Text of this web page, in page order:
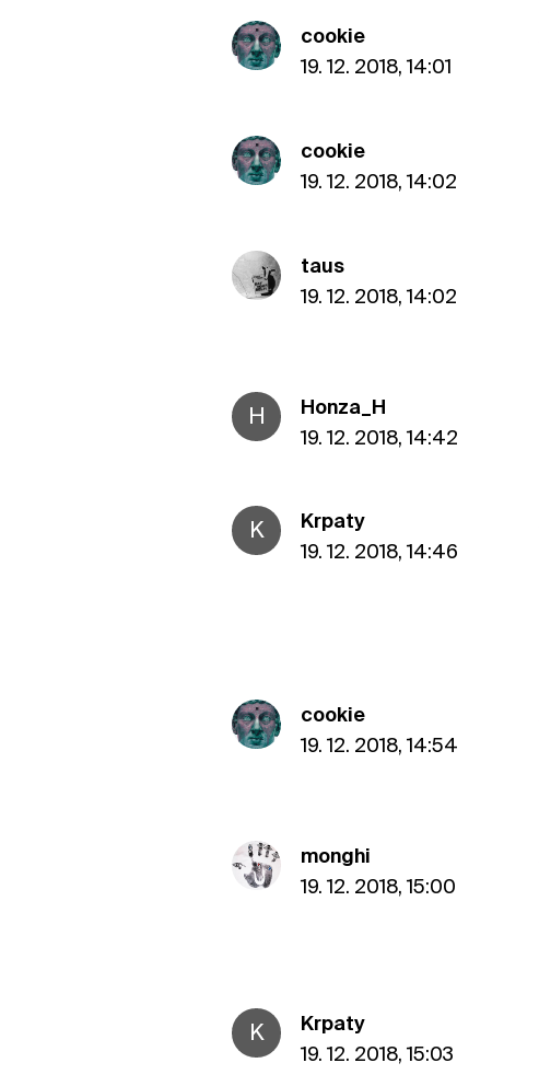
cookie
19. 12. 2018, 14:01
cookie
19. 12. 2018, 14:02
taus
19. 12. 2018, 14:02
H
Honza_H
19. 12. 2018, 14:42
K
Krpaty
19. 12. 2018, 14:46
cookie
19. 12. 2018, 14:54
monghi
19. 12. 2018, 15:00
K
Krpaty
19. 12. 2018, 15:03